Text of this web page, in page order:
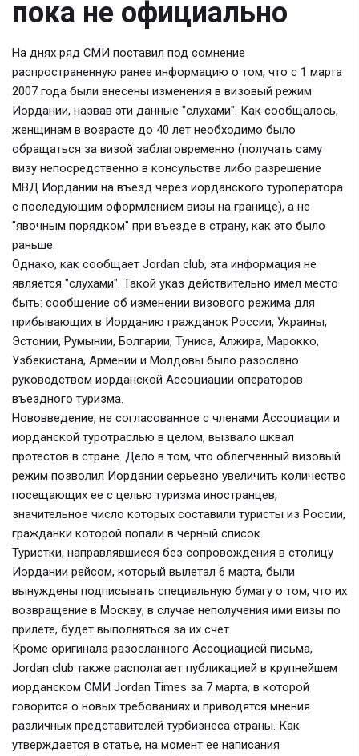
пока не официально
На днях ряд СМИ поставил под сомнение
распространенную ранее информацию о том, что с 1 марта
2007 года были внесены изменения в визовый режим
Иордании, назвав эти данные "слухами". Как сообщалось,
женщинам в возрасте до 40 лет необходимо было
обращаться за визой заблаговременно (получать саму
визу непосредственно в консульстве либо разрешение
МВД Иордании на въезд через иорданского туроператора
с последующим оформлением визы на границе), а не
"явочным порядком" при въезде в страну, как это было
раньше.
Однако, как сообщает Jordan club, эта информация не
является "слухами". Такой указ действительно имел место
быть: сообщение об изменении визового режима для
прибывающих в Иорданию гражданок России, Украины,
Эстонии, Румынии, Болгарии, Туниса, Алжира, Марокко,
Узбекистана, Армении и Молдовы было разослано
руководством иорданской Ассоциации операторов
въездного туризма.
Нововведение, не согласованное с членами Ассоциации и
иорданской туротраслью в целом, вызвало шквал
протестов в стране. Дело в том, что облегченный визовый
режим позволил Иордании серьезно увеличить количество
посещающих ее с целью туризма иностранцев,
значительное число которых составили туристы из России,
гражданки которой попали в черный список.
Туристки, направлявшиеся без сопровождения в столицу
Иордании рейсом, который вылетал 6 марта, были
вынуждены подписывать специальную бумагу о том, что их
возвращение в Москву, в случае неполучения ими визы по
прилете, будет выполняться за их счет.
Кроме оригинала разосланного Ассоциацией письма,
Jordan club также располагает публикацией в крупнейшем
иорданском СМИ Jordan Times за 7 марта, в которой
говорится о новых требованиях и приводятся мнения
различных представителей турбизнеса страны. Как
утверждается в статье, на момент ее написания